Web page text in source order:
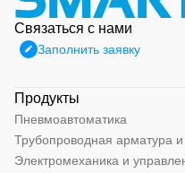
Связаться с нами
Заполнить заявку
Продукты
Пневмоавтоматика
Трубопроводная арматура
Электромеханика и